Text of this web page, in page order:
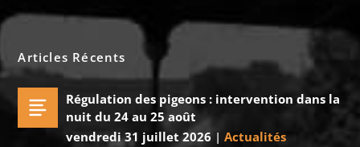
Articles Récents
Régulation des pigeons : intervention dans la
nuit du 24 au 25 août
vendredi 31 juillet 2026 |Actualités